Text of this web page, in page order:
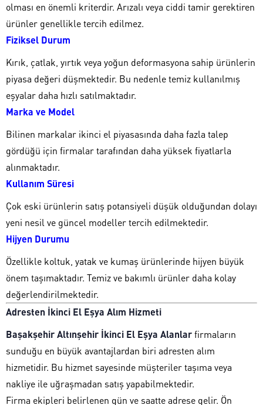
olması en önemli kriterdir. Arızalı veya ciddi tamir gerektiren
ürünler genellikle tercih edilmez.
Fiziksel Durum
Kırık, çatlak, yırtık veya yoğun deformasyona sahip ürünlerin
piyasa değeri düşmektedir. Bu nedenle temiz kullanılmış
eşyalar daha hızlı satılmaktadır.
Marka ve Model
Bilinen markalar ikinci el piyasasında daha fazla talep
gördüğü için firmalar tarafından daha yüksek fiyatlarla
alınmaktadır.
Kullanım Süresi
Çok eski ürünlerin satış potansiyeli düşük olduğundan dolayı
yeni nesil ve güncel modeller tercih edilmektedir.
Hijyen Durumu
Özellikle koltuk, yatak ve kumaş ürünlerinde hijyen büyük
önem taşımaktadır. Temiz ve bakımlı ürünler daha kolay
değerlendirilmektedir.
Adresten İkinci El Eşya Alım Hizmeti
Başakşehir Altınşehir İkinci El Eşya Alanlarfirmaların
sunduğu en büyük avantajlardan biri adresten alım
hizmetidir. Bu hizmet sayesinde müşteriler taşıma veya
nakliye ile uğraşmadan satış yapabilmektedir.
Firma ekipleri belirlenen gün ve saatte adrese gelir. Ön